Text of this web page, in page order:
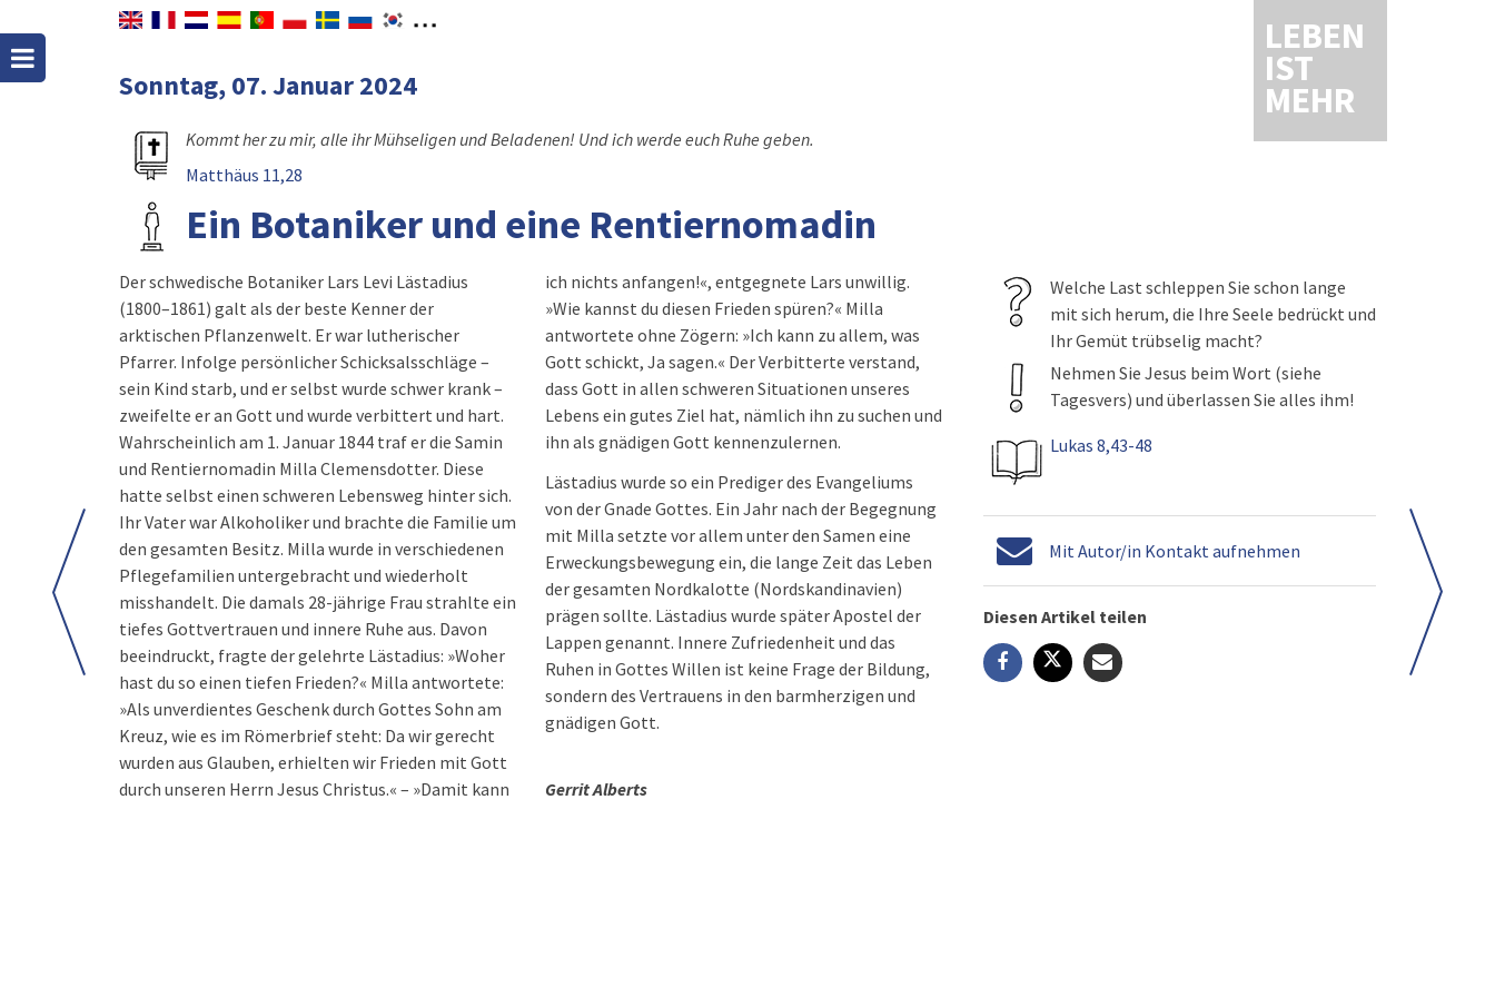
LEBEN
IST
MEHR
Sonntag, 07. Januar 2024
Kommt her zu mir, alle ihr Mühseligen und Beladenen! Und ich werde euch Ruhe geben.
Matthäus 11,28
Ein Botaniker und eine Rentiernomadin
Der schwedische Botaniker Lars Levi Lästadius
(1800–1861) galt als der beste Kenner der
arktischen Pflanzenwelt. Er war lutherischer
Pfarrer. Infolge persönlicher Schicksalsschläge –
sein Kind starb, und er selbst wurde schwer krank –
zweifelte er an Gott und wurde verbittert und hart.
Wahrscheinlich am 1. Januar 1844 traf er die Samin
und Rentiernomadin Milla Clemensdotter. Diese
hatte selbst einen schweren Lebensweg hinter sich.
Ihr Vater war Alkoholiker und brachte die Familie um
den gesamten Besitz. Milla wurde in verschiedenen
Pflegefamilien untergebracht und wiederholt
misshandelt. Die damals 28-jährige Frau strahlte ein
tiefes Gottvertrauen und innere Ruhe aus. Davon
beeindruckt, fragte der gelehrte Lästadius: »Woher
hast du so einen tiefen Frieden?« Milla antwortete:
»Als unverdientes Geschenk durch Gottes Sohn am
Kreuz, wie es im Römerbrief steht: Da wir gerecht
wurden aus Glauben, erhielten wir Frieden mit Gott
durch unseren Herrn Jesus Christus.« – »Damit kann
ich nichts anfangen!«, entgegnete Lars unwillig.
»Wie kannst du diesen Frieden spüren?« Milla
antwortete ohne Zögern: »Ich kann zu allem, was
Gott schickt, Ja sagen.« Der Verbitterte verstand,
dass Gott in allen schweren Situationen unseres
Lebens ein gutes Ziel hat, nämlich ihn zu suchen und
ihn als gnädigen Gott kennenzulernen.
Lästadius wurde so ein Prediger des Evangeliums
von der Gnade Gottes. Ein Jahr nach der Begegnung
mit Milla setzte vor allem unter den Samen eine
Erweckungsbewegung ein, die lange Zeit das Leben
der gesamten Nordkalotte (Nordskandinavien)
prägen sollte. Lästadius wurde später Apostel der
Lappen genannt. Innere Zufriedenheit und das
Ruhen in Gottes Willen ist keine Frage der Bildung,
sondern des Vertrauens in den barmherzigen und
gnädigen Gott.
Gerrit Alberts
Welche Last schleppen Sie schon lange
mit sich herum, die Ihre Seele bedrückt und
Ihr Gemüt trübselig macht?
Nehmen Sie Jesus beim Wort (siehe
Tagesvers) und überlassen Sie alles ihm!
Lukas 8,43-48
Mit Autor/in Kontakt aufnehmen
Diesen Artikel teilen